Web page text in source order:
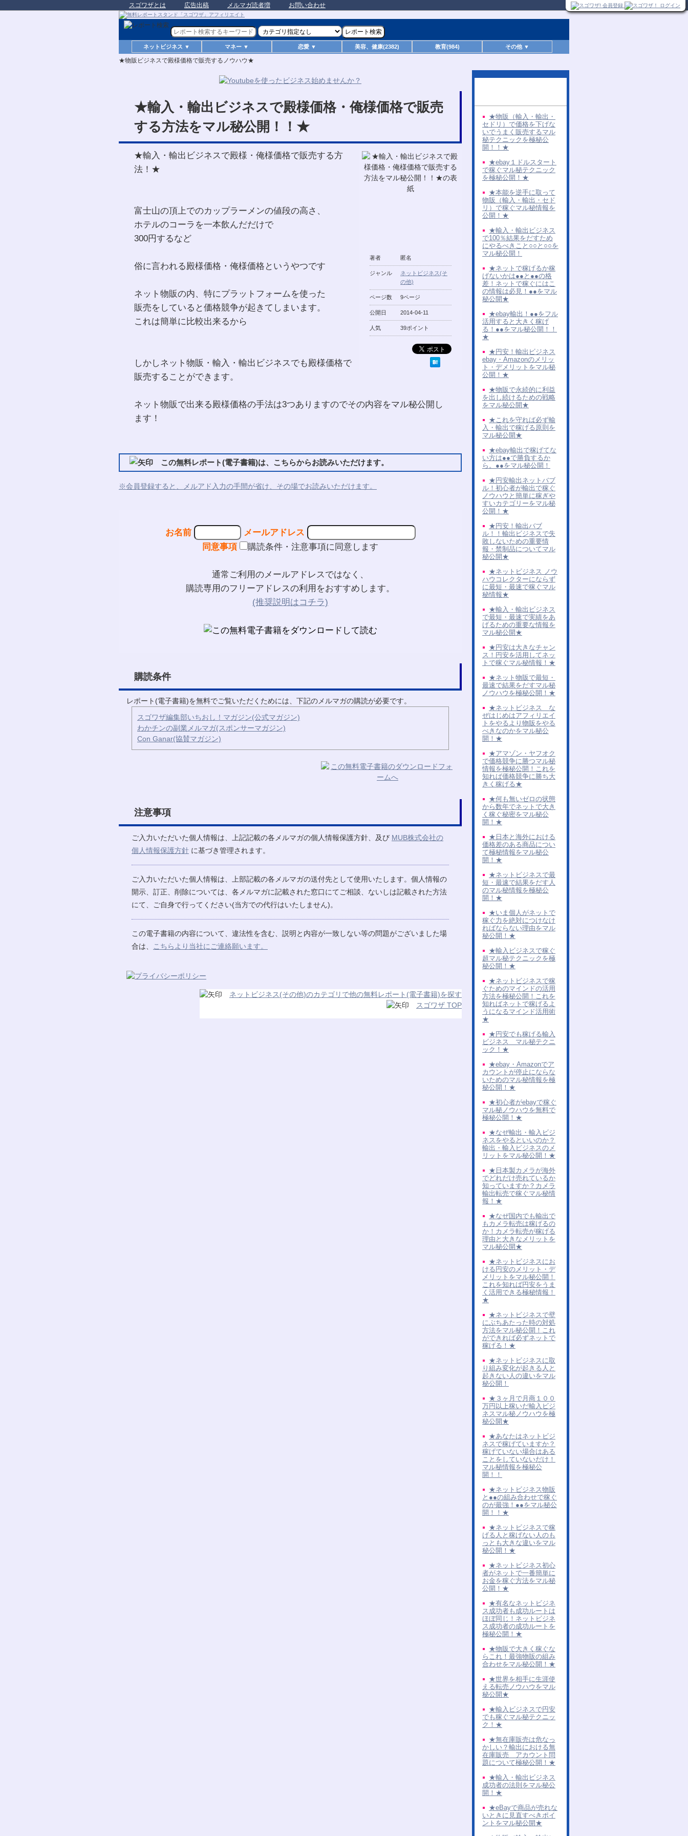
スゴワザとは 広告出稿 メルマガ読者増 お問い合わせ
ネットビジネス ▼ マネー ▼ 恋愛 ▼ 美容、健康(2382) 教育(984) その他 ▼
★物販ビジネスで殿様価格で販売するノウハウ★
★輸入・輸出ビジネスで殿様価格・俺様価格で販売
する方法をマル秘公開！！★
著者 匿名
ジャンル
ネットビジネス(そ
の他)
ページ数 9ページ
公開日 2014-04-11
人気 39ポイント
★輸入・輸出ビジネスで殿様・俺様価格で販売する方
法！★
富士山の頂上でのカップラーメンの値段の高さ、
ホテルのコーラを一本飲んだだけで
300円するなど
俗に言われる殿様価格・俺様価格というやつです
ネット物販の内、特にプラットフォームを使った
販売をしていると価格競争が起きてしまいます。
これは簡単に比較出来るから
しかしネット物販・輸入・輸出ビジネスでも殿様価格で
販売することができます。
ネット物販で出来る殿様価格の手法は3つありますのでその内容をマル秘公開し
ます！
この無料レポート(電子書籍)は、こちらからお読みいただけます。
※会員登録すると、メルアド入力の手間が省け、その場でお読みいただけます。
お名前
メールアドレス
同意事項
購読条件・注意事項に同意します
通常ご利用のメールアドレスではなく、
購読専用のフリーアドレスの利用をおすすめします。
(推奨説明はコチラ)
購読条件
レポート(電子書籍)を無料でご覧いただくためには、下記のメルマガの購読が必要です。
スゴワザ編集部いちおし！マガジン(公式マガジン)
わかチンの副業メルマガ(スポンサーマガジン)
Con Ganar(協賛マガジン)
注意事項
ご入力いただいた個人情報は、上記記載の各メルマガの個人情報保護方針、及び MUB株式会社の
個人情報保護方針 に基づき管理されます。
ご入力いただいた個人情報は、上部記載の各メルマガの送付先として使用いたします。個人情報の
開示、訂正、削除については、各メルマガに記載された窓口にてご相談、ないしは記載された方法
にて、ご自身で行ってください(当方での代行はいたしません)。
この電子書籍の内容について、違法性を含む、説明と内容が一致しない等の問題がございました場
合は、
こちらより当社にご連絡願います。
ネットビジネス(その他)のカテゴリで他の無料レポート(電子書籍)を探す
スゴワザ TOP
★物販（輸入・輸出・
セドリ）で価格を下げな
いでうまく販売するマル
秘テクニックを極秘公
開！！★
★ebay１ドルスタート
で稼ぐマル秘テクニック
を極秘公開！★
★本能を逆手に取って
物販（輸入・輸出・セド
リ）で稼ぐマル秘情報を
公開！★
★輸入・輸出ビジネス
で100％結果をだすため
にやるべきこと○○と○○を
マル秘公開！
★ネットで稼げるか稼
げないかは●●と●●の格
差！ネットで稼ぐにはこ
の情報は必見！●●をマル
秘公開★
★ebay輸出！●●をフル
活用すると大きく稼げ
る！●●をマル秘公開！！
★
★円安！輸出ビジネス
ebay・Amazonのメリッ
ト・デメリットをマル秘
公開！★
★物販で永続的に利益
を出し続けるための戦略
をマル秘公開★
★これを守れば必ず輸
入・輸出で稼げる原則を
マル秘公開★
★ebay輸出で稼げてな
い方は●●で勝負するか
ら。●●をマル秘公開！
★円安輸出ネットバブ
ル！初心者が輸出で稼ぐ
ノウハウと簡単に稼ぎや
すいカテゴリーをマル秘
公開！★
★円安！輸出バブ
ル！！輸出ビジネスで失
敗しないための重要情
報・禁制品についてマル
秘公開★
★ネットビジネス ノウ
ハウコレクターにならず
に最短・最速で稼ぐマル
秘情報★
★輸入・輸出ビジネス
で最短・最速で実績をあ
げるための重要な情報を
マル秘公開★
★円安は大きなチャン
ス！円安を活用してネッ
トで稼ぐマル秘情報！★
★ネット物販で最短・
最速で結果をだすマル秘
ノウハウを極秘公開！★
★ネットビジネス な
ぜはじめはアフィリエイ
トをやるより物販をやる
べきなのかをマル秘公
開！★
★アマゾン・ヤフオク
で価格競争に勝つマル秘
情報を極秘公開！これを
知れば価格競争に勝ち大
きく稼げる★
★何も無いゼロの状態
から数年でネットで大き
く稼ぐ秘密をマル秘公
開！★
★日本と海外における
価格差のある商品につい
て極秘情報をマル秘公
開！★
★ネットビジネスで最
短・最速で結果をだす人
のマル秘情報を極秘公
開！★
★いま個人がネットで
稼ぐ力を絶対につけなけ
ればならない理由をマル
秘公開！★
★輸入ビジネスで稼ぐ
超マル秘テクニックを極
秘公開！★
★ネットビジネスで稼
ぐためのマインドの活用
方法を極秘公開！これを
知ればネットで稼げるよ
うになるマインド活用術
★
★円安でも稼げる輸入
ビジネス マル秘テクニ
ック！★
★ebay・Amazonでア
カウントが停止にならな
いためのマル秘情報を極
秘公開！★
★初心者がebayで稼ぐ
マル秘ノウハウを無料で
極秘公開！★
★なぜ輸出・輸入ビジ
ネスをやるといいのか？
輸出・輸入ビジネスのメ
リットをマル秘公開！★
★日本製カメラが海外
でどれだけ売れているか
知っていますか？カメラ
輸出転売で稼ぐマル秘情
報！★
★なぜ国内でも輸出で
もカメラ転売は稼げるの
か！カメラ転売が稼げる
理由と大きなメリットを
マル秘公開★
★ネットビジネスにお
ける円安のメリット・デ
メリットをマル秘公開！
これを知れば円安をうま
く活用できる極秘情報！
★
★ネットビジネスで壁
にぶちあたった時の対処
方法をマル秘公開！これ
ができれば必ずネットで
稼げる！★
★ネットビジネスに取
り組み変化が起きる人と
起きない人の違いをマル
秘公開！
★３ヶ月で月商１００
万円以上稼いだ輸入ビジ
ネスマル秘ノウハウを極
秘公開★
★あなたはネットビジ
ネスで稼げていますか？
稼げていない場合はある
ことをしていないだけ！
マル秘情報を極秘公
開！！
★ネットビジネス物販
と●●の組み合わせで稼ぐ
のが最強！●●をマル秘公
開！！★
★ネットビジネスで稼
げる人と稼げない人のも
っとも大きな違いをマル
秘公開！★
★ネットビジネス初心
者がネットで一番簡単に
お金を稼ぐ方法をマル秘
公開！★
★有名なネットビジネ
ス成功者も成功ルートは
ほぼ同じ！ネットビジネ
ス成功者の成功ルートを
極秘公開！★
★物販で大きく稼ぐな
らこれ！最強物販の組み
合わせをマル秘公開！★
★世界を相手に生涯使
える転売ノウハウをマル
秘公開★
★輸入ビジネスで円安
でも稼ぐマル秘テクニッ
ク！★
★無在庫販売は危なっ
かしい？輸出における無
在庫販売 アカウント問
題について極秘公開！★
★輸入・輸出ビジネス
成功者の法則をマル秘公
開！★
★eBayで商品が売れな
いときに見直すべきポイ
ントをマル秘公開★